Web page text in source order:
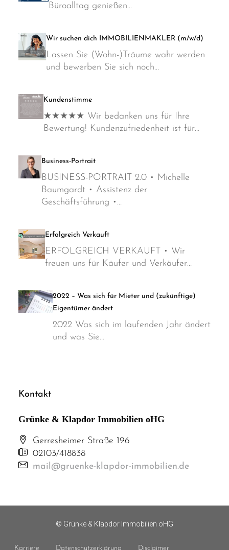
Büroalltag genießen…
Wir suchen dich IMMOBILIENMAKLER (m/w/d)
Lassen Sie (Wohn-)Träume wahr werden
und bewerben Sie sich noch…
Kundenstimme
★★★★★ Wir bedanken uns für Ihre
Bewertung! Kundenzufriedenheit ist für…
Business-Portrait
BUSINESS-PORTRAIT 2.0 • Michelle
Baumgardt • Assistenz der
Geschäftsführung •…
Erfolgreich Verkauft
ERFOLGREICH VERKAUFT • Wir
freuen uns für Käufer und Verkäufer…
2022 – Was sich für Mieter und (zukünftige)
Eigentümer ändert
2022 Was sich im laufenden Jahr ändert
und was Sie…
Kontakt
Grünke & Klapdor Immobilien oHG
Gerresheimer Straße 196
02103/418838
mail@gruenke-klapdor-immobilien.de
© Grünke & Klapdor Immobilien oHG
Karriere Datenschutzerklärung Disclaimer